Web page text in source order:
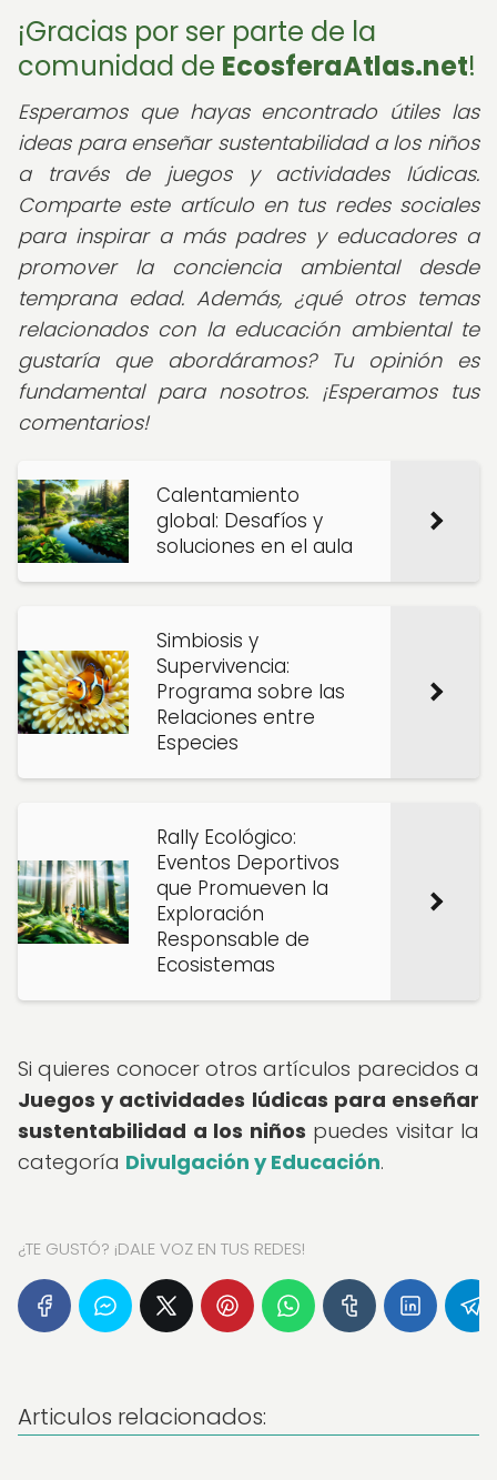
¡Gracias por ser parte de la
comunidad de EcosferaAtlas.net!
Esperamos que hayas encontrado útiles las
ideas para enseñar sustentabilidad a los niños
a través de juegos y actividades lúdicas.
Comparte este artículo en tus redes sociales
para inspirar a más padres y educadores a
promover la conciencia ambiental desde
temprana edad. Además, ¿qué otros temas
relacionados con la educación ambiental te
gustaría que abordáramos? Tu opinión es
fundamental para nosotros. ¡Esperamos tus
comentarios!
Calentamiento
global: Desafíos y
soluciones en el aula
Simbiosis y
Supervivencia:
Programa sobre las
Relaciones entre
Especies
Rally Ecológico:
Eventos Deportivos
que Promueven la
Exploración
Responsable de
Ecosistemas
Si quieres conocer otros artículos parecidos a
Juegos y actividades lúdicas para enseñar
sustentabilidad a los niños puedes visitar la
categoría Divulgación y Educación.
¿TE GUSTÓ? ¡DALE VOZ EN TUS REDES!
Articulos relacionados: